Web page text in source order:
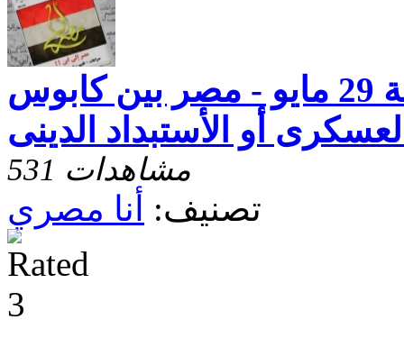
أنا مصرى - حلقة 29 مايو - مصر بين كابوس
أو الأستبداد الدينى
531 مشاهدات
تصنيف: أنا مصري